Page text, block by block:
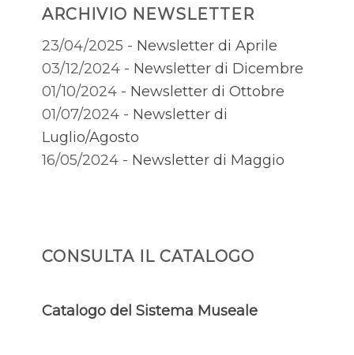
ARCHIVIO NEWSLETTER
23/04/2025 - Newsletter di Aprile
03/12/2024 - Newsletter di Dicembre
01/10/2024 - Newsletter di Ottobre
01/07/2024 - Newsletter di
Luglio/Agosto
16/05/2024 - Newsletter di Maggio
CONSULTA IL CATALOGO
Catalogo del Sistema Museale